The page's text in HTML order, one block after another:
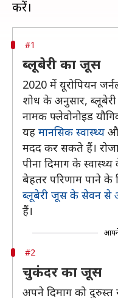
#1
ब्लूबेरी का जूस
2020 में यूरोपियन
शोध के अनुसार, ब्लूबेरी
नामक फ्लेवोनोइड
यह मानसिक स्वास्थ्य
मदद कर सकते हैं।
पीना दिमाग के
बेहतर परिणाम पाने
ब्लूबेरी जूस के सेवन से
हैं।
#2
चुकंदर का जूस
अपने दिमाग को